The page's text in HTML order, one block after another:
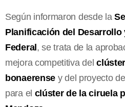
Según informaron desde la
Planificación del
Federal, se trata de la
mejora competitiva del
bonaerense y del proyecto
para el clúster de la ciruela